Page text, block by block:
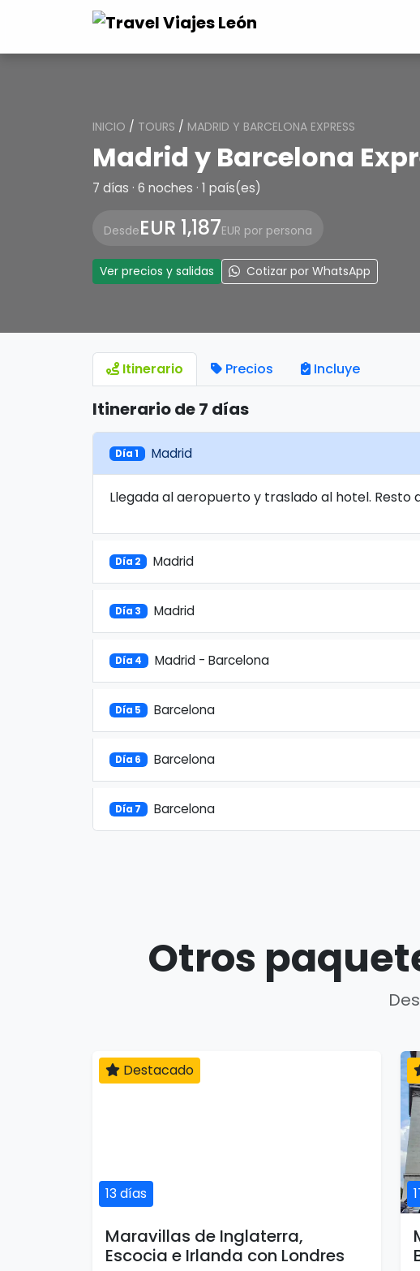
INICIO / TOURS / MADRID Y BARCELONA EXPRESS
Madrid y Barcelona
7 días · 6 noches · 1 país(es)
DesdeEUR 1,187EUR por persona
Ver precios y salidas Cotizar por WhatsApp
Itinerario Precios Incluye
Itinerario de 7 días
Día 1 Madrid
Llegada al aeropuerto y traslado al hotel. Resto
Día 2 Madrid
Día 3 Madrid
Día 4 Madrid - Barcelona
Día 5 Barcelona
Día 6 Barcelona
Día 7 Barcelona
Otros
13 días
Destacado
Maravillas de Inglaterra,
Escocia e Irlanda con Londres